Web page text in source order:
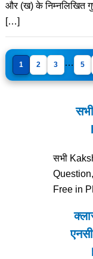
और (ख) के निम्नलिखित
[…]
1 2 3 … 5
सभी
Free in